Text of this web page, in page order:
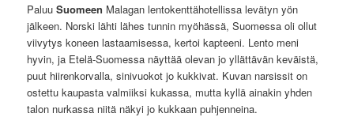
PaluuSuomeen Malagan lentokenttähotellissa levätyn yön
jälkeen. Norski lähti lähes tunnin myöhässä, Suomessa oli ollut
viivytys koneen lastaamisessa, kertoi kapteeni. Lento meni
hyvin, ja Etelä-Suomessa näyttää olevan jo yllättävän keväistä,
puut hiirenkorvalla, sinivuokot jo kukkivat. Kuvan narsissit on
ostettu kaupasta valmiiksi kukassa, mutta kyllä ainakin yhden
talon nurkassa niitä näkyi jo kukkaan puhjenneina.